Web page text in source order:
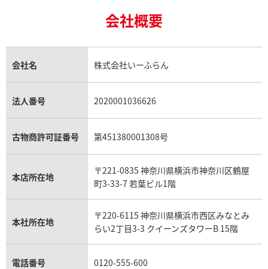
金貨買取
貴金属買取
銀・シルバー買取
パラジウム買取
トパーズ買取
タンザナイト買取
キャッツアイ買取
アクアマリン買取
ロレックス エクスプローラー買取
ロレックス デイトジャスト買取
パテック フィリップノーチラス買取
ヴァシュロン・コンスタンタン買取
オメガ買取
カルティエ買取
フランク ミュラー買取
リシャール・ミル買取
パネライ買取
チューダー（チュードル）買取
シャネル マトラッセ買取
セリーヌ買取
プラダ買取
ヴァンクリーフ＆アーペル買取
ショーメ買取
ダミアーニ買取
モーブッサン買取
会社概要
会社名 株式会社いーふらん
法人番号 2020001036626
古物商許可証番号 第451380001308号
本店所在地
〒221-0835 神奈川県横浜市神奈川区鶴屋
町3-33-7 若葉ビル1階
本社所在地
〒220-6115 神奈川県横浜市西区みなとみ
らい2丁目3-3 クイーンズタワーB 15階
電話番号 0120-555-600